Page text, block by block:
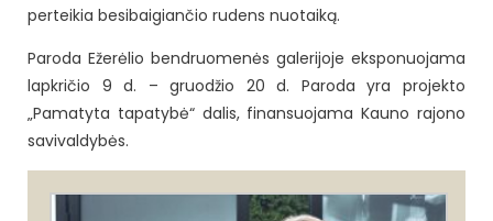
perteikia besibaigiančio rudens nuotaiką.
Paroda Ežerėlio bendruomenės galerijoje eksponuojama
lapkričio 9 d. – gruodžio 20 d. Paroda yra projekto
„Pamatyta tapatybė“ dalis, finansuojama Kauno rajono
savivaldybės.